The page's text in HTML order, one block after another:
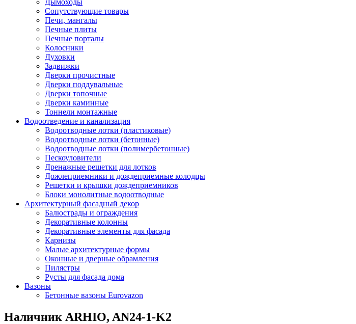
Дымоходы
Сопутствующие товары
Печи, мангалы
Печные плиты
Печные порталы
Колосники
Духовки
Задвижки
Дверки прочистные
Дверки поддувальные
Дверки топочные
Дверки каминные
Тоннели монтажные
Водоотведение и канализация
Водоотводные лотки (пластиковые)
Водоотводные лотки (бетонные)
Водоотводные лотки (полимербетонные)
Пескоуловители
Дренажные решетки для лотков
Дожлеприемники и дождеприемные колодцы
Решетки и крышки дождеприемников
Блоки монолитные водоотводные
Архитектурный фасадный декор
Балюстрады и ограждения
Декоративные колонны
Декоративные элементы для фасада
Карнизы
Малые архитектурные формы
Оконные и дверные обрамления
Пилястры
Русты для фасада дома
Вазоны
Бетонные вазоны Eurovazon
Наличник ARHIO, AN24-1-K2